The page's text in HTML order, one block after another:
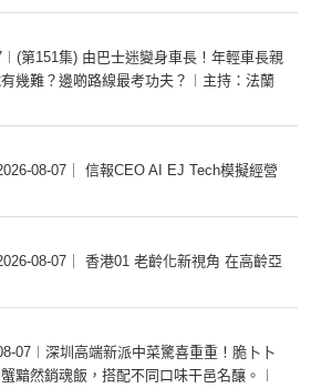
第151集) 由巴士迷變身車長！年輕車長親
幾難？邊啲路線最考功夫？︱主持：法蘭
08-07｜ 信報CEO AI EJ Tech模擬經營
08-07｜ 香港01 老齡化新視角 在高齡亞
07︱深圳高端新派中菜驚喜重重！脆卜卜
黯然銷魂飯，搭配不同口味干邑名釀。︱